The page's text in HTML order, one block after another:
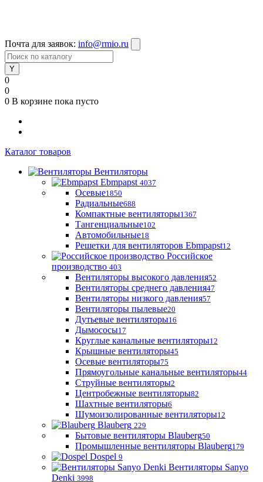
Почта для заявок: info@rmio.ru
0
0
0 В корзине пока пусто
Каталог товаров
Вентиляторы
Ebmpapst 4037
Осевые1850
Радиальные688
Компактные вентиляторы1367
Тангенциальные102
Автомобильные18
Решетки для вентиляторов Ebmpapst12
Российское
производство 403
Вентиляторы высокого давления52
Вентиляторы среднего давления47
Вентиляторы низкого давления57
Вентиляторы пылевые20
Дутьевые вентиляторы16
Дымососы17
Круглые канальные вентиляторы12
Крышные вентиляторы45
Осевые вентиляторы75
Прямоугольные канальные вентиляторы44
Струйные вентиляторы2
Центробежные вентиляторы82
Шахтные вентиляторы6
Шумоизолированные вентиляторы12
Blauberg 229
Бытовые вентиляторы Blauberg50
Промышленные вентиляторы Blauberg179
Dospel 9
Вентиляторы Sanyo
Denki 3998